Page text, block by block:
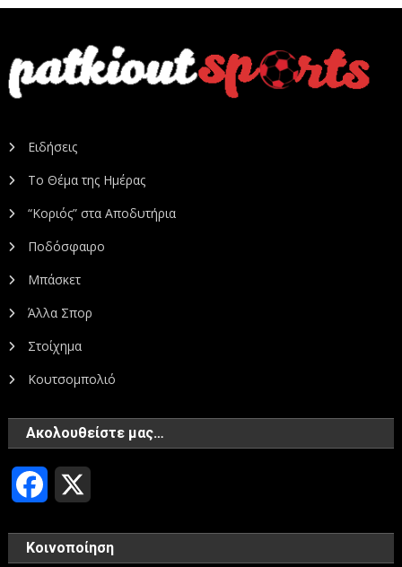
Ειδήσεις
Το Θέμα της Ημέρας
“Κοριός” στα Αποδυτήρια
Ποδόσφαιρο
Μπάσκετ
Άλλα Σπορ
Στοίχημα
Κουτσομπολιό
Ακολουθείστε μας…
Facebook
Κοινοποίηση